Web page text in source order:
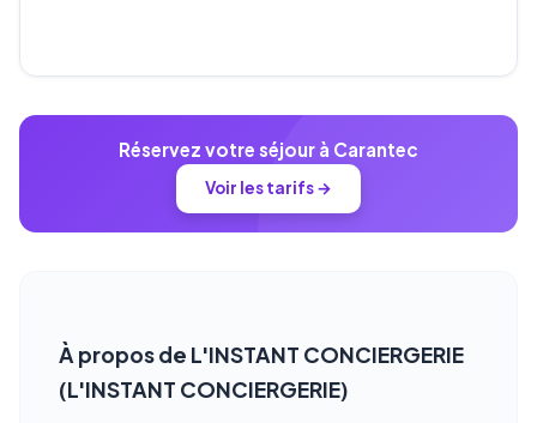
Réservez votre séjour à Carantec
Voir les tarifs →
À propos de L'INSTANT CONCIERGERIE
(L'INSTANT CONCIERGERIE)